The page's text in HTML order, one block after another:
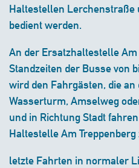
Haltestellen
bedient werden.
An der Ersatzhaltestelle
Standzeiten der Busse von
wird den Fahrgästen, die
Wasserturm, Amselweg
und in Richtung Stadt
Haltestelle Am Treppenberg
letzte Fahrten in normaler